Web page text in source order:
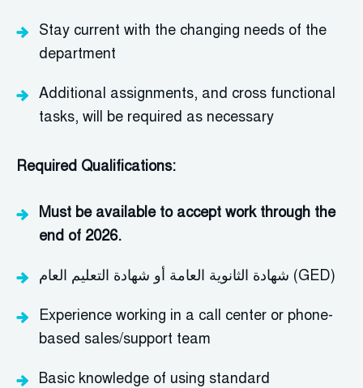
Stay current with the changing needs of the
department
Additional assignments, and cross functional
tasks, will be required as necessary
Required Qualifications:
Must be available to accept work through the
end of 2026.
شهادة الثانوية العامة أو شهادة التعليم العام (GED)
Experience working in a call center or phone-
based sales/support team
Basic knowledge of using standard